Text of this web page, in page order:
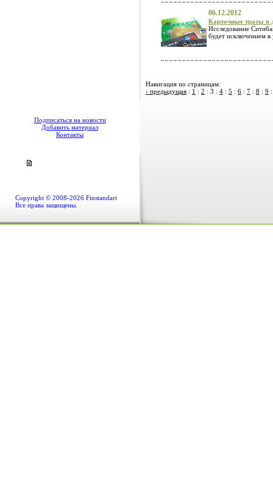
Подписаться на новости
Добавить материал
Контакты
Copyright © 2008-2026 Finstandart
Все права защищены.
06.12.2012
Карточные траты в
Исследование
будет исключением
Навигация по страницам:
‹ предыдущая : 1 : 2 : 3 : 4 : 5 : 6 : 7 : 8 : 9